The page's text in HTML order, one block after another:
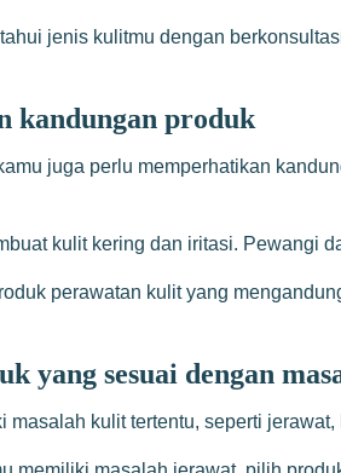
jenis kulitmu dengan
kandungan produk
juga perlu memperhatikan
kulit kering dan iritasi. Pewangi
perawatan kulit yang
yang sesuai dengan
masalah kulit tertentu, seperti